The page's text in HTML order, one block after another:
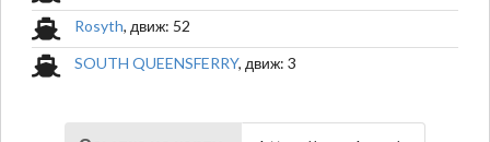
Rosyth, движ: 52
SOUTH QUEENSFERRY, движ: 3